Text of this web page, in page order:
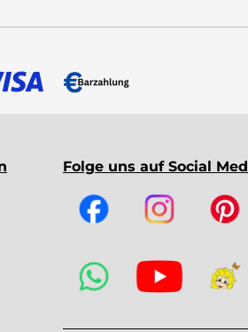
Folge uns auf Social